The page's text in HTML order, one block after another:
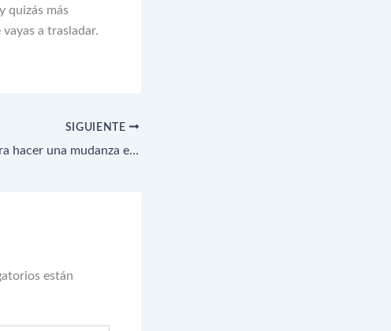
quizás más
vayas a trasladar.
SIGUIENTE
Permisos para hacer una mudanza en Barcelona ¿Qué se necesita?
están